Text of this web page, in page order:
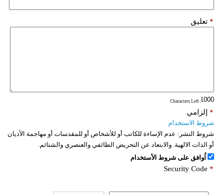
تعليق *
: Characters Left
إلزامي *
شروط الاستخدام
شروط النشر: عدم الإساءة للكاتب أو للأشخاص أو للمقدسات أو مهاجمة الأديان
أو الذات الالهية. والابتعاد عن التحريض الطائفي والعنصري والشتائم.
اُوافق على شروط الأستخدام
Security Code *